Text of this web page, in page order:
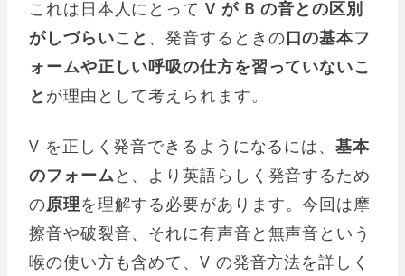
これは日本人にとって V が B の音との区別
がしづらいこと 、発音するときの口の基本フ
ォームや正しい呼吸の仕方を習っていないこ
と が理由として考えられます。
V を正しく発音できるようになるには、基本
のフォームと、より英語らしく発音するため
の原理を理解する必要があります。今回は摩
擦音や破裂音、それに有声音と無声音という
喉の使い方も含めて、V の発音方法を詳しく